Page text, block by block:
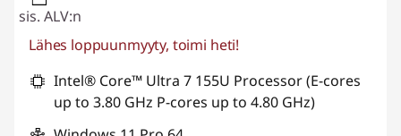
sis. ALV:n
Lähes loppuunmyyty, toimi heti!
Intel® Core™ Ultra 7 155U Processor (E-cores
up to 3.80 GHz P-cores up to 4.80 GHz)